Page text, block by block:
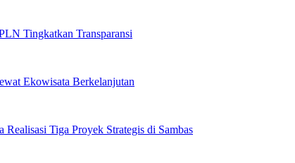
Tingkatkan Transparansi
Ekowisata Berkelanjutan
Realisasi Tiga Proyek Strategis di Sambas